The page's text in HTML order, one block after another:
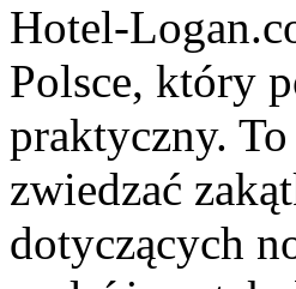
Hotel-
Polsce, który
praktyczny.
zwiedzać
dotyczących